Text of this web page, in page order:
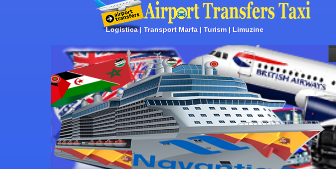
Logistica | Transport Marfa | Turism | Limuzine